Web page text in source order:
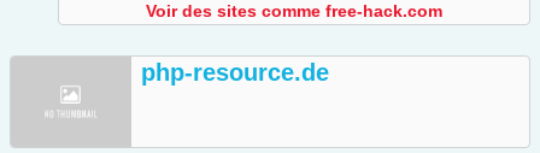
Voir des sites comme free-hack.com
php-resource.de